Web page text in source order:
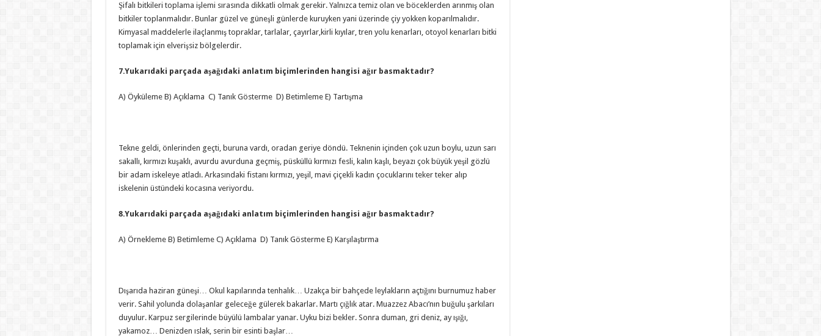
Şifalı bitkileri toplama işlemi sırasında dikkatli olmak gerekir. Yalnızca temiz olan ve böceklerden arınmış olan
bitkiler toplanmalıdır. Bunlar güzel ve güneşli günlerde kuruyken yani üzerinde çiy yokken koparılmalıdır.
Kimyasal maddelerle ilaçlanmış topraklar, tarlalar, çayırlar,kirli kıyılar, tren yolu kenarları, otoyol kenarları bitki
toplamak için elverişsiz bölgelerdir.
7.Yukarıdaki parçada aşağıdaki anlatım biçimlerinden hangisi ağır basmaktadır?
A) Öyküleme B) Açıklama C) Tanık Gösterme D) Betimleme E) Tartışma
Tekne geldi, önlerinden geçti, buruna vardı, oradan geriye döndü. Teknenin içinden çok uzun boylu, uzun sarı
sakallı, kırmızı kuşaklı, avurdu avurduna geçmiş, püsküllü kırmızı fesli, kalın kaşlı, beyazı çok büyük yeşil gözlü
bir adam iskeleye atladı. Arkasındaki fistanı kırmızı, yeşil, mavi çiçekli kadın çocuklarını teker teker alıp
iskelenin üstündeki kocasına veriyordu.
8.Yukarıdaki parçada aşağıdaki anlatım biçimlerinden hangisi ağır basmaktadır?
A) Örnekleme B) Betimleme C) Açıklama D) Tanık Gösterme E) Karşılaştırma
Dışarıda haziran güneşi… Okul kapılarında tenhalık… Uzakça bir bahçede leylakların açtığını burnumuz haber
verir. Sahil yolunda dolaşanlar geleceğe gülerek bakarlar. Martı çığlık atar. Muazzez Abacı’nın buğulu şarkıları
duyulur. Karpuz sergilerinde büyülü lambalar yanar. Uyku bizi bekler. Sonra duman, gri deniz, ay ışığı,
yakamoz… Denizden ıslak, serin bir esinti başlar…